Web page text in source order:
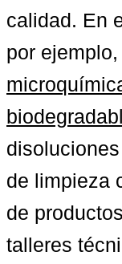
calidad. En
por
de limpieza
de
talleres